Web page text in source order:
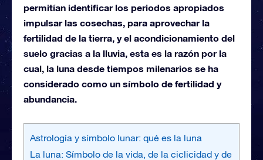
permitían identificar los periodos apropiados
impulsar las cosechas, para aprovechar la
fertilidad de la tierra, y el acondicionamiento del
suelo gracias a la lluvia, esta es la razón por la
cual, la luna desde tiempos milenarios se ha
considerado como un símbolo de fertilidad y
abundancia.
Astrología y símbolo lunar: qué es la luna
La luna: Símbolo de la vida, de la ciclicidad y de